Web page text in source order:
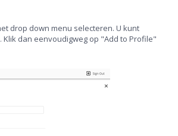
drop down menu selecteren. U kunt
dan eenvoudigweg op "Add to Profile"